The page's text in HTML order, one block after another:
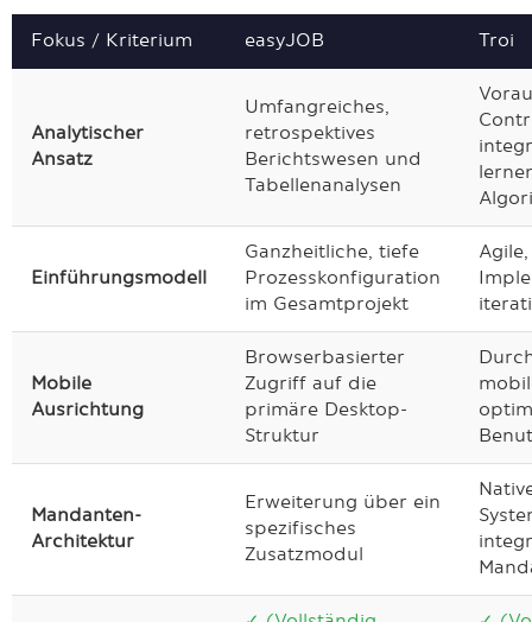
Fokus / Kriterium easyJOB Troi
Analytischer
Ansatz
Umfangreiches,
retrospektives
Berichtswesen und
Tabellenanalysen
Einführungsmodell
Ganzheitliche, tiefe
Prozesskonfiguration
im Gesamtprojekt
Mobile
Ausrichtung
Browserbasierter
Zugriff auf die
primäre Desktop-
Struktur
Mandanten-
Architektur
Erweiterung über ein
spezifisches
Zusatzmodul